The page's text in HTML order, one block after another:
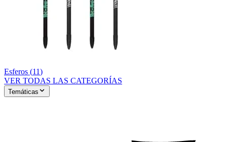
Esferos (11)
VER TODAS LAS CATEGORÍAS
Temáticas